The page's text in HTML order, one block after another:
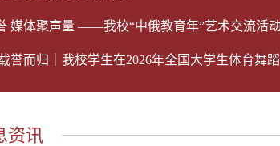
媒体聚声量 ——我校“中俄教育年”艺术交流活
誉而归｜我校学生在2026年全国大学生体育舞
资讯